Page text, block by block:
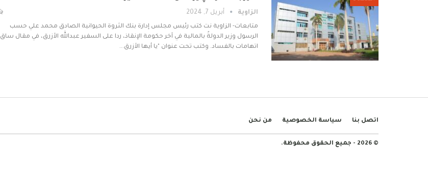
الزاوية أبريل 7, 2024
متابعات- الزاوية نت كتب رئيس مجلس إدارة بنك الثروة الحيوانية الصادق محمد علي حسب
الرسول وزير الدولةً بالمالية في آخر حكومة الإنقاذ، ردا على السفير عبدالله الأزرق، في مقال ساق
اتهامات بالفساد. وكتب تحت عنوان "يا أيها الأزرق…
اتصل بنا سياسة الخصوصية من نحن
© 2026 - جميع الحقوق محفوظة.